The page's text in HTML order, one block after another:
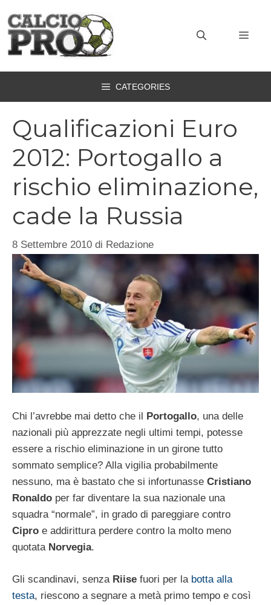
contenuto
CATEGORIES
Qualificazioni Euro
2012: Portogallo a
rischio eliminazione,
cade la Russia
8 Settembre 2010 di Redazione
Chi l’avrebbe mai detto che il Portogallo, una delle
nazionali più apprezzate negli ultimi tempi, potesse
essere a rischio eliminazione in un girone tutto
sommato semplice? Alla vigilia probabilmente
nessuno, ma è bastato che si infortunasse Cristiano
Ronaldo per far diventare la sua nazionale una
squadra “normale”, in grado di pareggiare contro
Cipro e addirittura perdere contro la molto meno
quotata Norvegia.
Gli scandinavi, senza Riise fuori per la botta alla
testa, riescono a segnare a metà primo tempo e così